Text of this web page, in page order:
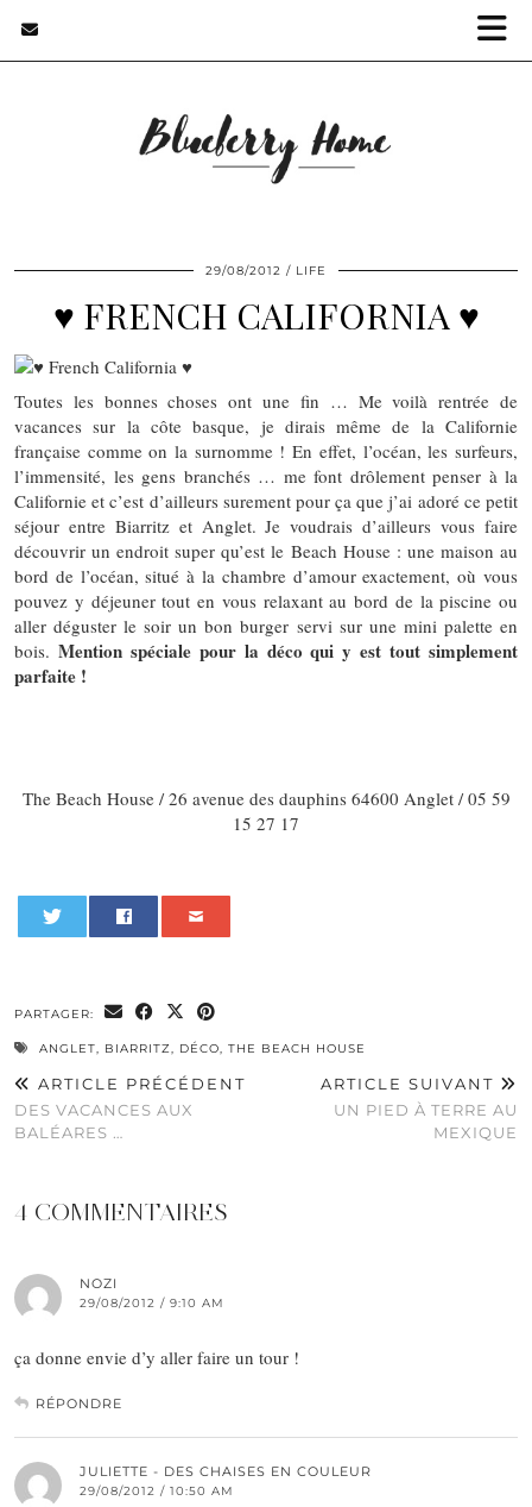
29/08/2012 LIFE
♥ FRENCH CALIFORNIA ♥
Toutes les bonnes choses ont une fin … Me voilà rentrée de
vacances sur la côte basque, je dirais même de la Californie
française comme on la surnomme ! En effet, l’océan, les surfeurs,
l’immensité, les gens branchés … me font drôlement penser à la
Californie et c’est d’ailleurs surement pour ça que j’ai adoré ce petit
séjour entre Biarritz et Anglet. Je voudrais d’ailleurs vous faire
découvrir un endroit super qu’est le Beach House : une maison au
bord de l’océan, situé à la chambre d’amour exactement, où vous
pouvez y déjeuner tout en vous relaxant au bord de la piscine ou
aller déguster le soir un bon burger servi sur une mini palette en
bois. Mention spéciale pour la déco qui y est tout simplement
parfaite !
The Beach House / 26 avenue des dauphins 64600 Anglet / 05 59
15 27 17
PARTAGER:
ANGLET, BIARRITZ, DÉCO, THE BEACH HOUSE
ARTICLE PRÉCÉDENT
DES VACANCES AUX
BALÉARES …
ARTICLE SUIVANT
UN PIED À TERRE AU
MEXIQUE
4 COMMENTAIRES
NOZI
29/08/2012 / 9:10 AM
ça donne envie d’y aller faire un tour !
RÉPONDRE
JULIETTE - DES CHAISES EN COULEUR
29/08/2012 / 10:50 AM